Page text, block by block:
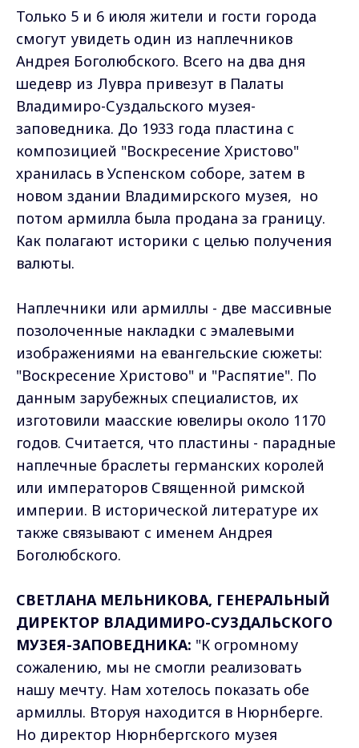
Только 5 и 6 июля жители и гости города
смогут увидеть один из наплечников
Андрея Боголюбского. Всего на два дня
шедевр из Лувра привезут в Палаты
Владимиро-Суздальского музея-
заповедника. До 1933 года пластина с
композицией "Воскресение Христово"
хранилась в Успенском соборе, затем в
новом здании Владимирского музея, но
потом армилла была продана за границу.
Как полагают историки с целью получения
валюты.
Наплечники или армиллы - две массивные
позолоченные накладки с эмалевыми
изображениями на евангельские сюжеты:
"Воскресение Христово" и "Распятие". По
данным зарубежных специалистов, их
изготовили маасские ювелиры около 1170
годов. Считается, что пластины - парадные
наплечные браслеты германских королей
или императоров Священной римской
империи. В исторической литературе их
также связывают с именем Андрея
Боголюбского.
СВЕТЛАНА МЕЛЬНИКОВА, ГЕНЕРАЛЬНЫЙ
ДИРЕКТОР ВЛАДИМИРО-СУЗДАЛЬСКОГО
МУЗЕЯ-ЗАПОВЕДНИКА: "К огромному
сожалению, мы не смогли реализовать
нашу мечту. Нам хотелось показать обе
армиллы. Вторуя находится в Нюрнберге.
Но директор Нюрнбергского музея